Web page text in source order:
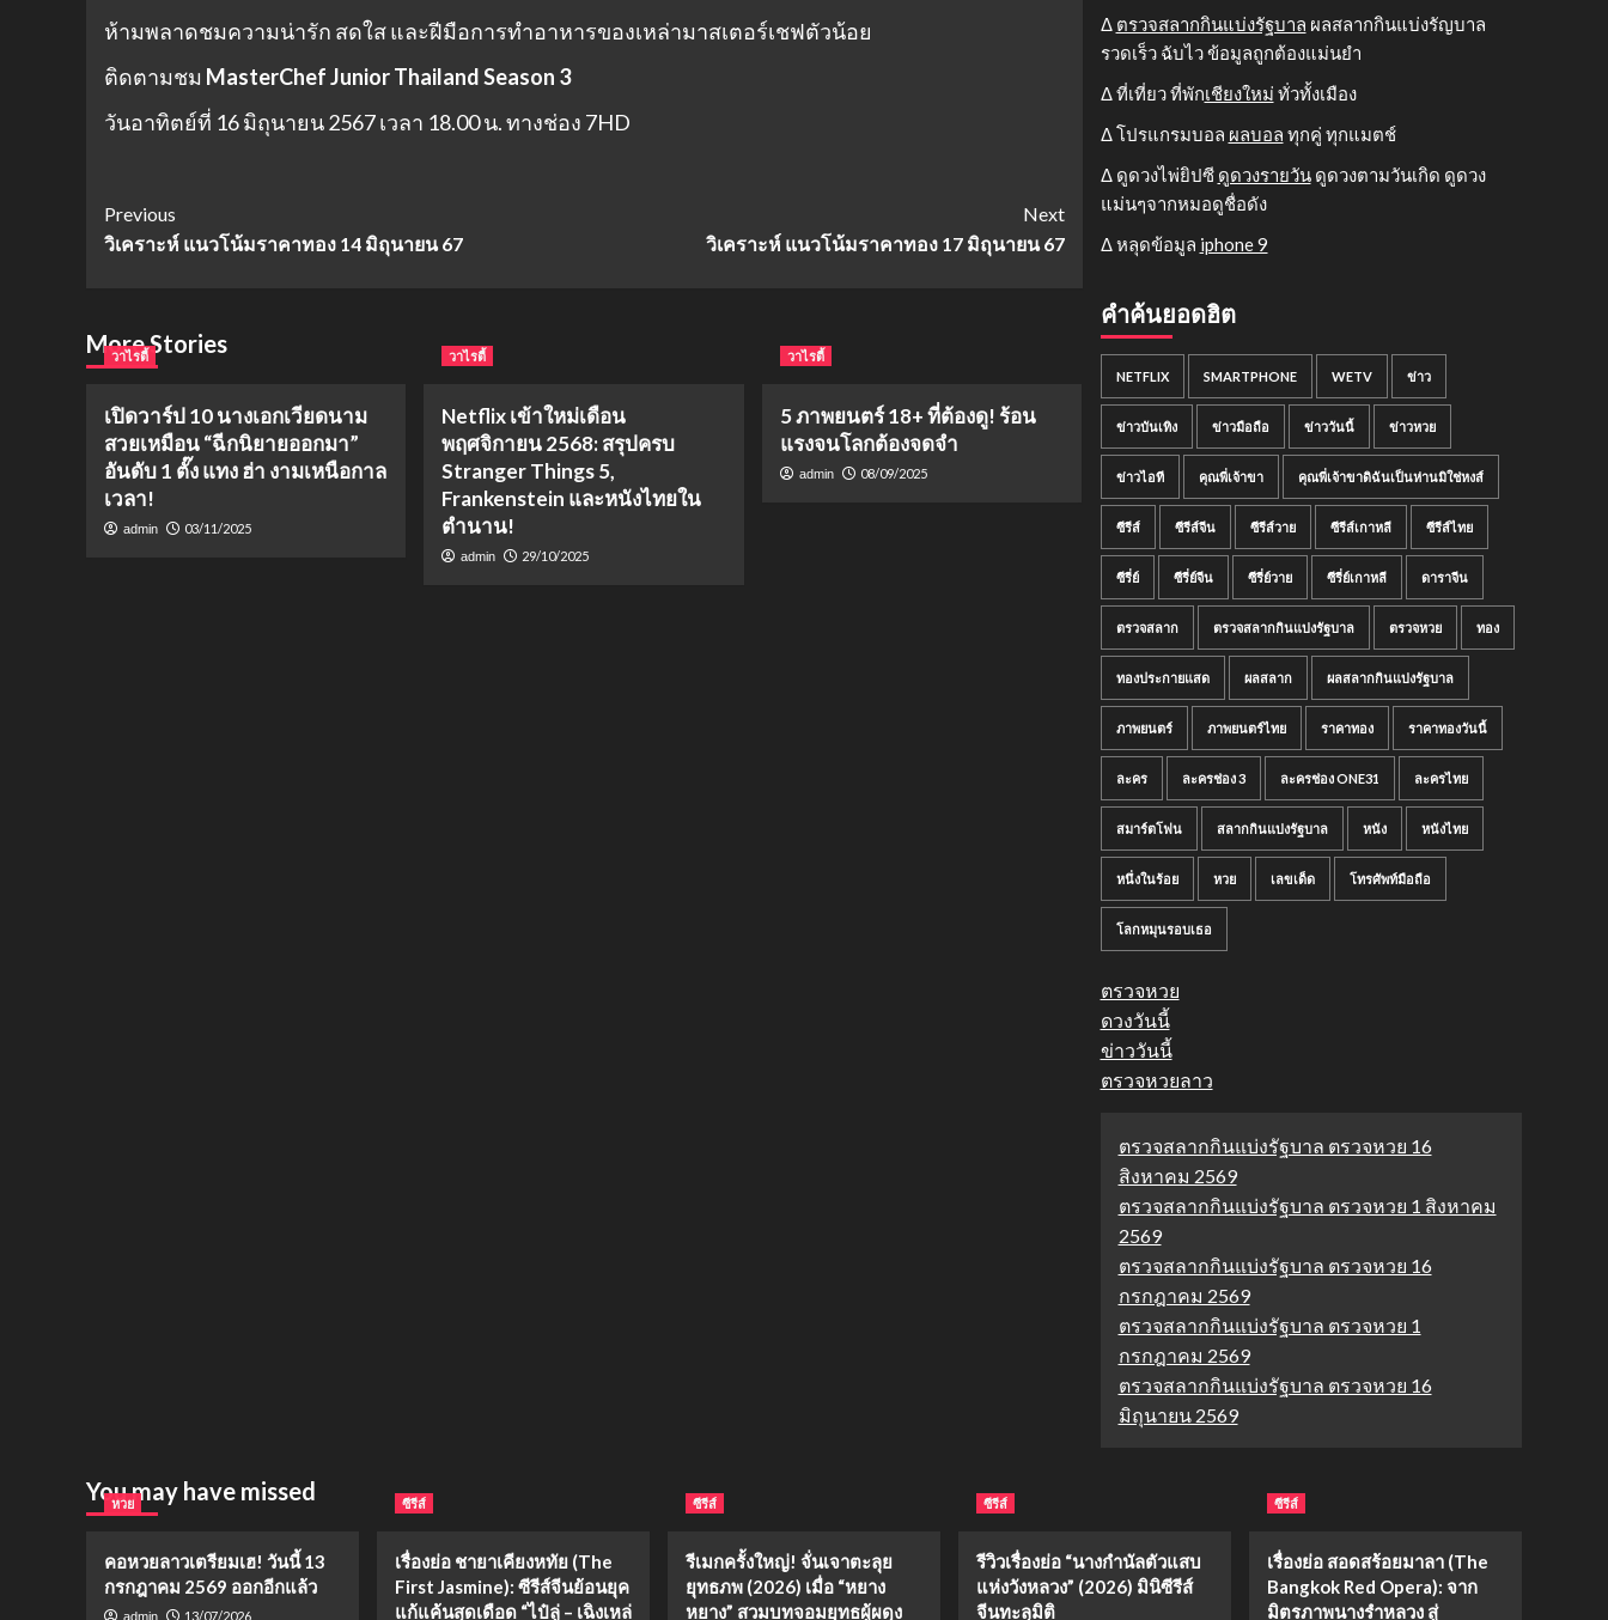
ห้ามพลาดชมความน่ารัก สดใส และฝีมือการทำอาหารของเหล่ามาสเตอร์เชฟตัวน้อย
ติดตามชม MasterChef Junior Thailand Season 3
วันอาทิตย์ที่ 16 มิถุนายน 2567 เวลา 18.00 น. ทางช่อง 7HD
Post
Navigation
Previous
วิเคราะห์ แนวโน้มราคาทอง 14 มิถุนายน 67
Next
วิเคราะห์ แนวโน้มราคาทอง 17 มิถุนายน 67
More Stories
วาไรตี้
เปิดวาร์ป 10 นางเอกเวียดนาม
สวยเหมือน “ฉีกนิยายออกมา”
อันดับ 1 ตั๊ง แทง ฮ่า งามเหนือกาล
เวลา!
admin 03/11/2025
วาไรตี้
Netflix เข้าใหม่เดือน
พฤศจิกายน 2568: สรุปครบ
Stranger Things 5,
Frankenstein และหนังไทยใน
ตำนาน!
admin 29/10/2025
วาไรตี้
5 ภาพยนตร์ 18+ ที่ต้องดู! ร้อน
แรงจนโลกต้องจดจำ
admin 08/09/2025
Δ ตรวจสลากกินแบ่งรัฐบาล ผลสลากกินแบ่งรัญบาล
รวดเร็ว ฉับไว ข้อมูลถูกต้องแม่นยำ
Δ ที่เที่ยว ที่พักเชียงใหม่ ทั่วทั้งเมือง
Δ โปรแกรมบอล ผลบอล ทุกคู่ ทุกแมตช์
Δ ดูดวงไพ่ยิปซี ดูดวงรายวันดูดวงตามวันเกิด ดูดวง
แม่นๆจากหมอดูชื่อดัง
Δ หลุดข้อมูล iphone 9
คำค้นยอดฮิต
NETFLIX SMARTPHONE WETV ข่าว
ข่าวบันเทิง ข่าวมือถือ ข่าววันนี้ ข่าวหวย
ข่าวไอที คุณพี่เจ้าขา คุณพี่เจ้าขาดิฉันเป็นห่านมิใช่หงส์
ซีรีส์ ซีรีส์จีน ซีรีส์วาย ซีรีส์เกาหลี ซีรีส์ไทย
ซีรี่ย์ ซีรี่ย์จีน ซีรี่ย์วาย ซีรี่ย์เกาหลี ดาราจีน
ตรวจสลาก ตรวจสลากกินแบ่งรัฐบาล ตรวจหวย ทอง
ทองประกายแสด ผลสลาก ผลสลากกินแบ่งรัฐบาล
ภาพยนตร์ ภาพยนตร์ไทย ราคาทอง ราคาทองวันนี้
ละคร ละครช่อง 3 ละครช่อง ONE31 ละครไทย
สมาร์ตโฟน สลากกินแบ่งรัฐบาล หนัง หนังไทย
หนึ่งในร้อย หวย เลขเด็ด โทรศัพท์มือถือ
โลกหมุนรอบเธอ
ตรวจหวย
ดวงวันนี้
ข่าววันนี้
ตรวจหวยลาว
ตรวจสลากกินแบ่งรัฐบาล ตรวจหวย 16
สิงหาคม 2569
ตรวจสลากกินแบ่งรัฐบาล ตรวจหวย 1 สิงหาคม
2569
ตรวจสลากกินแบ่งรัฐบาล ตรวจหวย 16
กรกฎาคม 2569
ตรวจสลากกินแบ่งรัฐบาล ตรวจหวย 1
กรกฎาคม 2569
ตรวจสลากกินแบ่งรัฐบาล ตรวจหวย 16
มิถุนายน 2569
You may have missed
หวย
คอหวยลาวเตรียมเฮ! วันนี้ 13
กรกฎาคม 2569 ออกอีกแล้ว
admin 13/07/2026
ซีรีส์
เรื่องย่อ ชายาเคียงหทัย (The
First Jasmine): ซีรีส์จีนย้อนยุค
แก้แค้นสุดเดือด “ไป๋ลู่ – เฉิงเหล่
ซีรีส์
รีเมกครั้งใหญ่! จั่นเจาตะลุย
ยุทธภพ (2026) เมื่อ “หยาง
หยาง” สวมบทจอมยุทธผู้ผดุง
ซีรีส์
รีวิวเรื่องย่อ “นางกำนัลตัวแสบ
แห่งวังหลวง” (2026) มินิซีรีส์
จีนทะลุมิติ
ซีรีส์
เรื่องย่อ สอดสร้อยมาลา (The
Bangkok Red Opera): จาก
มิตรภาพนางรำหลวง สู่